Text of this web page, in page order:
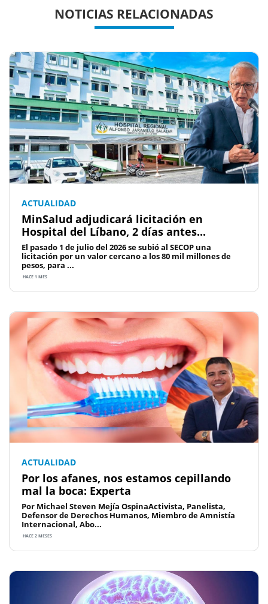
NOTICIAS RELACIONADAS
ACTUALIDAD
MinSalud adjudicará licitación en
Hospital del Líbano, 2 días antes...
El pasado 1 de julio del 2026 se subió al SECOP una
licitación por un valor cercano a los 80 mil millones de
pesos, para ...
HACE 1 MES
ACTUALIDAD
Por los afanes, nos estamos cepillando
mal la boca: Experta
Por Michael Steven Mejía OspinaActivista, Panelista,
Defensor de Derechos Humanos, Miembro de Amnistía
Internacional, Abo...
HACE 2 MESES